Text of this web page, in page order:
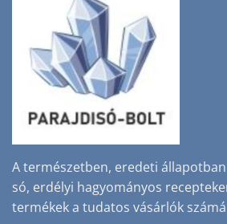
A természetben, eredeti
só, erdélyi hagyományos
termékek a tudatos vásárlók